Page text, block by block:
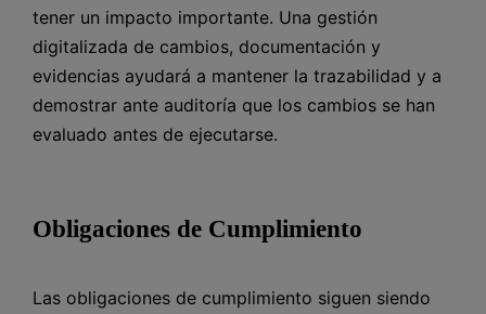
tener un impacto importante. Una gestión
digitalizada de cambios, documentación y
evidencias ayudará a mantener la trazabilidad y a
demostrar ante auditoría que los cambios se han
evaluado antes de ejecutarse.
Obligaciones de Cumplimiento
Las obligaciones de cumplimiento siguen siendo